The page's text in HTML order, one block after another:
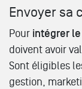
Envoyer sa
Pour intégrer le
doivent avoir
Sont éligibles
gestion,